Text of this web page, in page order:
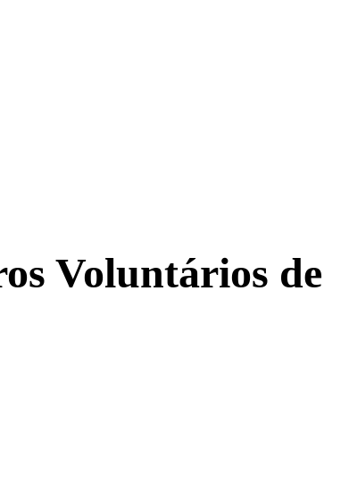
Voluntários de